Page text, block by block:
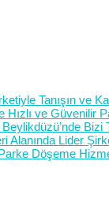
Tanışın ve
Hızlı ve Güvenilir
Bizi
Alanında Lider
Döşeme